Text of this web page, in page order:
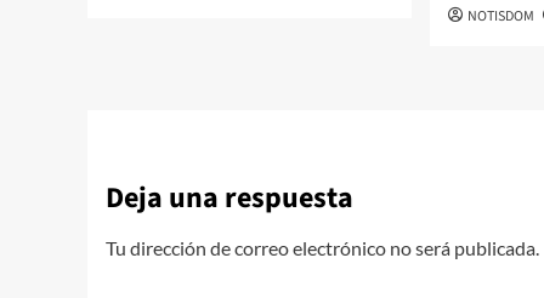
NOTISDOM
Deja una respuesta
Tu dirección de correo electrónico no será publicada.